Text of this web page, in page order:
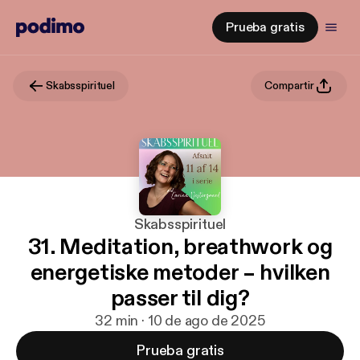
Prueba gratis
Skabsspirituel Compartir
Skabsspirituel
31. Meditation, breathwork og
energetiske metoder – hvilken
passer til dig?
32 min · 10 de ago de 2025
Prueba gratis